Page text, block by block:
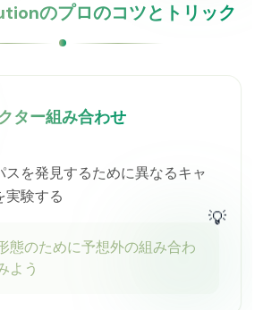
のプロのコツとトリック
ター組み合わせ
スを発見するために異なるキャ
実験する
💡
態のために予想外の組み合わ
よう